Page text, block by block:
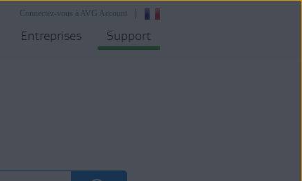
Connectez-vous à AVG Account
Entreprises Support